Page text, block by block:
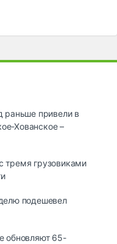
раньше привели в
Хованское –
тремя грузовиками
подешевел
обновляют 65-